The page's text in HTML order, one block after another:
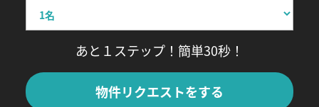
あと１ステップ！簡単30秒！
物件リクエストをする